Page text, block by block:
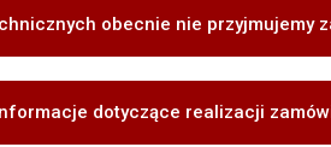
obecnie nie przyjmujemy
dotyczące realizacji